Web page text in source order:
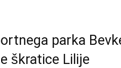
parka
škratice Lilije